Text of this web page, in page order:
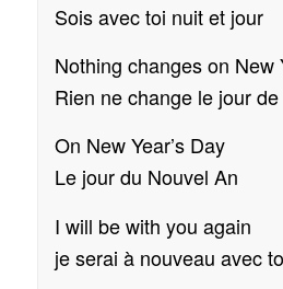
Sois avec toi nuit et jour
Nothing changes on New
Rien ne change le jour de
On New Year’s Day
Le jour du Nouvel An
I will be with you again
je serai à nouveau avec